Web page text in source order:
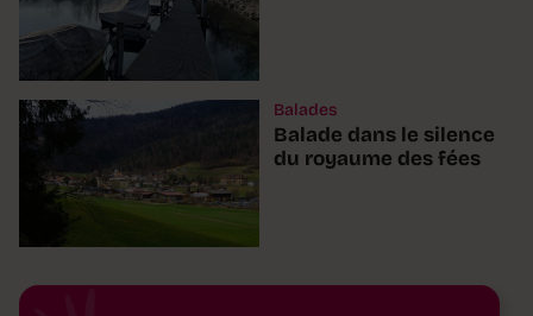
Balades
Balade dans le silence
du royaume des fées